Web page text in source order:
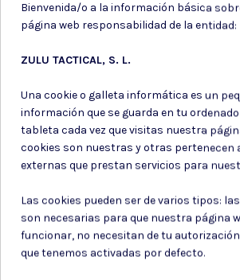
Subir DNI
Para tramitar tu
obligatorio subir una foto
Esto nos permite verificar
normativa vigente.
la imagen sea clara y
datos serán tratados con la
seguridad.
Bienvenida/o a la información básica
página web responsabilidad de la entidad:
ZULU TACTICAL, S. L.
Una cookie o galleta informática es un
información que se guarda en tu
tableta cada vez que visitas nuestra
cookies son nuestras y otras pertenecen
externas que prestan servicios para
Las cookies pueden ser de varios tipos:
son necesarias para que nuestra página
funcionar, no necesitan de tu
que tenemos activadas por defecto.